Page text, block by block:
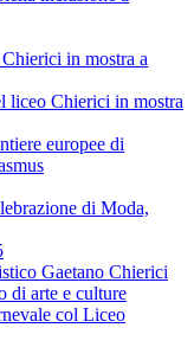
in mostra a
liceo Chierici in mostra
europee di
di Moda,
Gaetano Chierici
di arte e culture
col Liceo